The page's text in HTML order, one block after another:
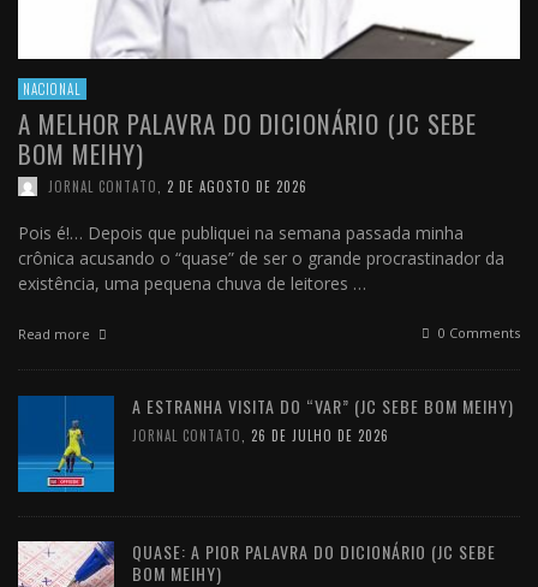
NACIONAL
A MELHOR PALAVRA DO DICIONÁRIO (JC SEBE
BOM MEIHY)
JORNAL CONTATO 2 DE AGOSTO DE 2026
Pois é!… Depois que publiquei na semana passada minha
crônica acusando o “quase” de ser o grande procrastinador da
existência, uma pequena chuva de leitores …
Read more 0 Comments
A ESTRANHA VISITA DO “VAR” (JC SEBE BOM MEIHY)
JORNAL CONTATO 26 DE JULHO DE 2026
QUASE: A PIOR PALAVRA DO DICIONÁRIO (JC SEBE
BOM MEIHY)